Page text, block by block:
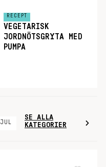
RECEPT
VEGETARISK
JORDNÖTSGRYTA MED
PUMPA
JUL
SE ALLA
KATEGORIER